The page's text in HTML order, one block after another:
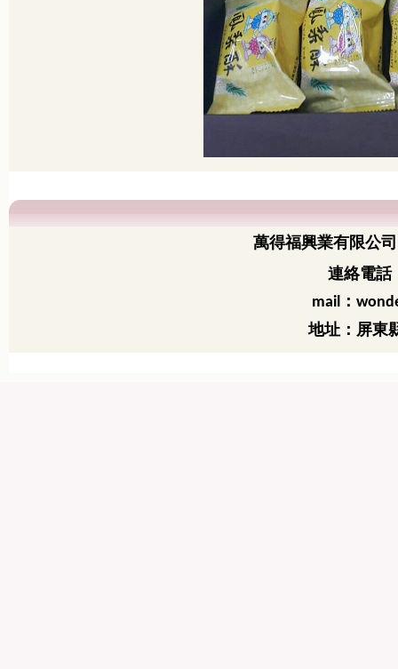
萬得福興業有限公司
連絡電
mail ：
地址：屏東